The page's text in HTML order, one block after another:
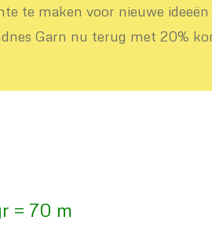
te maken voor nieuwe
Garn nu terug met 20%
= 70 m